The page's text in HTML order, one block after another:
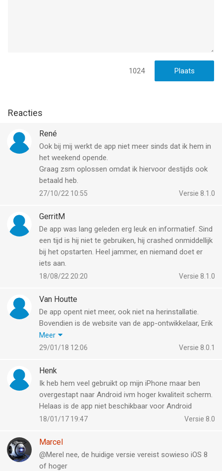
1024
Reacties
René
Ook bij mij werkt de app niet meer sinds dat ik hem in
het weekend opende.
Graag zsm oplossen omdat ik hiervoor destijds ook
betaald heb.
Versie 8.1.0
27/10/22 10:55
GerritM
De app was lang geleden erg leuk en informatief. Sind
een tijd is hij niet te gebruiken, hij crashed onmiddellijk
bij het opstarten. Heel jammer, en niemand doet er
iets aan.
Versie 8.1.0
18/08/22 20:20
Van Houtte
De app opent niet meer, ook niet na herinstallatie.
Bovendien is de website van de app-ontwikkelaar, Erik
Veldkamp, niet meer online. Laatste update is
overigens een jaar oud. Einde van een degelijke
Meer
Versie 8.0.1
29/01/18 12:06
Henk
Ik heb hem veel gebruikt op mijn iPhone maar ben
overgestapt naar Android ivm hoger kwaliteit scherm.
Helaas is de app niet beschikbaar voor Android
Versie 8.0
18/01/17 19:47
Marcel
@Merel nee, de huidige versie vereist sowieso iOS 8
of hoger